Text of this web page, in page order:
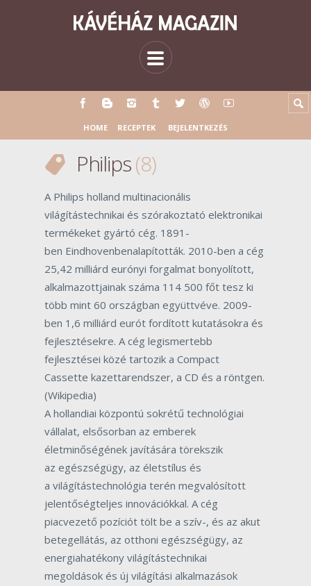
HOME RECEPTEK BEJELENTKEZÉS
Philips 8
A Philips holland multinacionális
világítástechnikai és szórakoztató elektronikai
termékeket gyártó cég. 1891-
ben Eindhovenbenalapították. 2010-ben a cég
25,42 milliárd eurónyi forgalmat bonyolított,
alkalmazottjainak száma 114 500 főt tesz ki
több mint 60 országban együttvéve. 2009-
ben 1,6 milliárd eurót fordított kutatásokra és
fejlesztésekre. A cég legismertebb
fejlesztései közé tartozik a Compact
Cassette kazettarendszer, a CD és a röntgen.
(Wikipedia)
A hollandiai központú sokrétű technológiai
vállalat, elsősorban az emberek
életminőségének javítására törekszik
az egészségügy, az életstílus és
a világítástechnológia terén megvalósított
jelentőségteljes innovációkkal. A cég
piacvezető pozíciót tölt be a szív-, és az akut
betegellátás, az otthoni egészségügy, az
energiahatékony világítástechnikai
megoldások és új világítási alkalmazások